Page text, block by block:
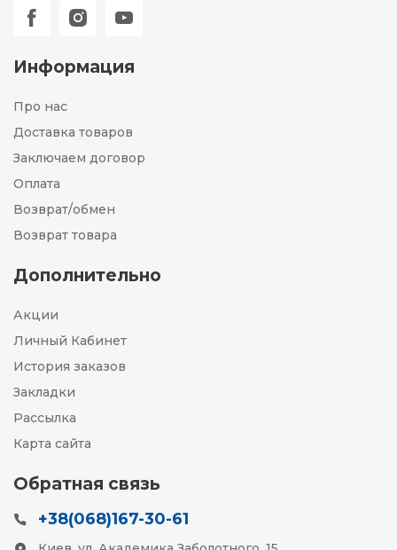
Информация
Про нас
Доставка товаров
Заключаем договор
Оплата
Возврат/обмен
Возврат товара
Дополнительно
Акции
Личный Кабинет
История заказов
Закладки
Рассылка
Карта сайта
Обратная связь
+38(068)167-30-61